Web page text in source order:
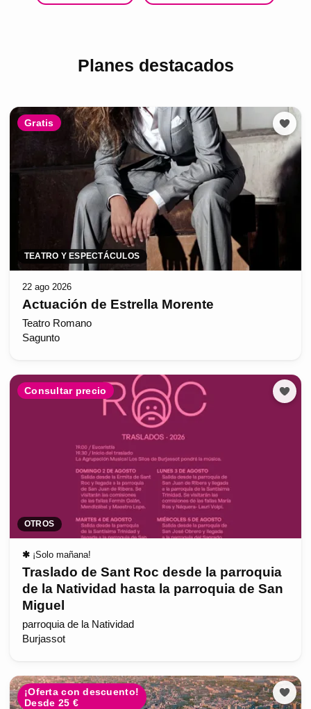
Planes destacados
Gratis
TEATRO Y ESPECTÁCULOS
22 ago 2026
Actuación de Estrella Morente
Teatro Romano
Sagunto
Consultar precio
OTROS
✱ ¡Solo mañana!
Traslado de Sant Roc desde la parroquia
de la Natividad hasta la parroquia de San
Miguel
parroquia de la Natividad
Burjassot
¡Oferta con descuento!
Desde 25 €